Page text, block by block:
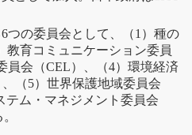
の委員会として、（1） 種の
教育コミュニケーション委員
員会（CEL）、（4）環境経済
（5） 世界保護地域委員会
テム ・マネジメント委員会